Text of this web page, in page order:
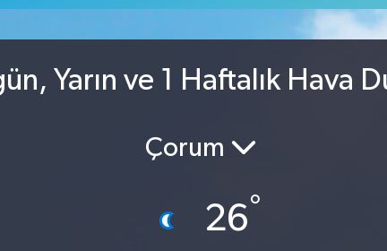
13.773
Yarın ve 1 Haftalık Hava
Çorum
26°